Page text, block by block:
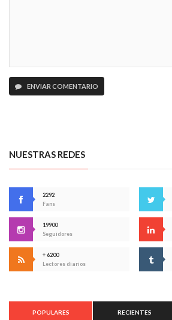
ENVIAR COMENTARIO
NUESTRAS REDES
2292
Fans
19900
Seguidores
+ 6200
Lectores diarios
POPULARES RECIENTES